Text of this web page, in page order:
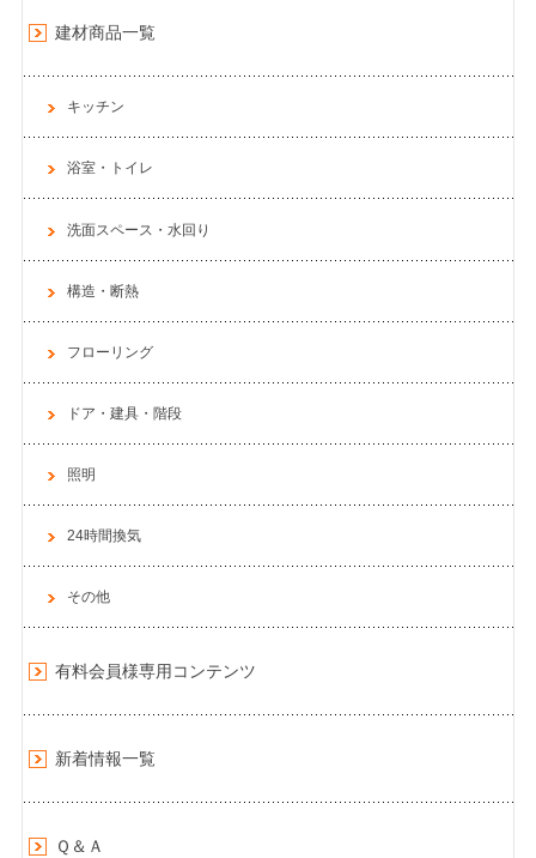
建材商品一覧
キッチン
浴室・トイレ
洗面スペース・水回り
構造・断熱
フローリング
ドア・建具・階段
照明
24時間換気
その他
有料会員様専用コンテンツ
新着情報一覧
Ｑ＆Ａ